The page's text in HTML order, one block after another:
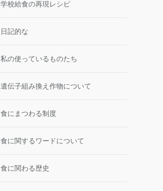
学校給食の再現レシピ
日記的な
私の使っているものたち
遺伝子組み換え作物について
食にまつわる制度
食に関するワードについて
食に関わる歴史